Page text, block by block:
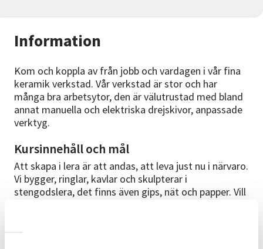
Information
Kom och koppla av från jobb och vardagen i vår fina
keramik verkstad. Vår verkstad är stor och har
många bra arbetsytor, den är välutrustad med bland
annat manuella och elektriska drejskivor, anpassade
verktyg.
Kursinnehåll och mål
Att skapa i lera är att andas, att leva just nu i närvaro.
Vi bygger, ringlar, kavlar och skulpterar i
stengodslera, det finns även gips, nät och papper. Vill
läckra engober samt glasyrer i vår välförsedda